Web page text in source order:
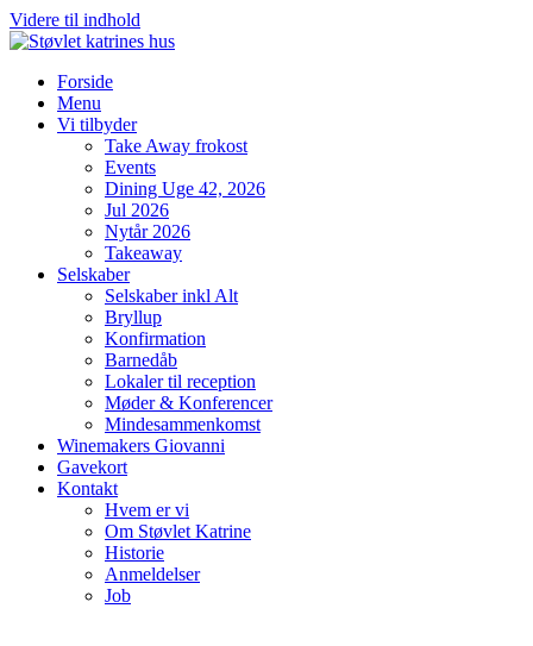
Videre til indhold
Forside
Menu
Vi tilbyder
Take Away frokost
Events
Dining Uge 42, 2026
Jul 2026
Nytår 2026
Takeaway
Selskaber
Selskaber inkl Alt
Bryllup
Konfirmation
Barnedåb
Lokaler til reception
Møder & Konferencer
Mindesammenkomst
Winemakers Giovanni
Gavekort
Kontakt
Hvem er vi
Om Støvlet Katrine
Historie
Anmeldelser
Job